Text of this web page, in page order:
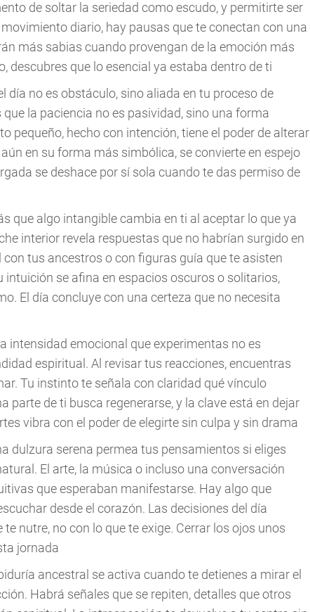
de soltar la seriedad como escudo, y permitirte ser
diario, hay pausas que te conectan con una
más sabias cuando provengan de la emoción más
descubres que lo esencial ya estaba dentro de ti
día no es obstáculo, sino aliada en tu proceso de
la paciencia no es pasividad, sino una forma
pequeño, hecho con intención, tiene el poder de alterar
en su forma más simbólica, se convierte en espejo
se deshace por sí sola cuando te das permiso de
que algo intangible cambia en ti al aceptar lo que ya
interior revela respuestas que no habrían surgido en
tus ancestros o con figuras guía que te asisten
intuición se afina en espacios oscuros o solitarios,
El día concluye con una certeza que no necesita
intensidad emocional que experimentas no es
espiritual. Al revisar tus reacciones, encuentras
Tu instinto te señala con claridad qué vínculo
parte de ti busca regenerarse, y la clave está en dejar
vibra con el poder de elegirte sin culpa y sin drama
dulzura serena permea tus pensamientos si eliges
El arte, la música o incluso una conversación
que esperaban manifestarse. Hay algo que
desde el corazón. Las decisiones del día
nutre, no con lo que te exige. Cerrar los ojos unos
jornada
ancestral se activa cuando te detienes a mirar el
Habrá señales que se repiten, detalles que otros